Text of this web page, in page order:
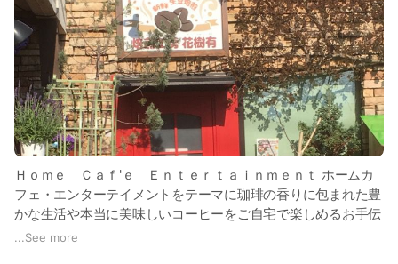
Ｈｏｍｅ Ｃａｆ'ｅ Ｅｎｔｅｒｔａｉｎｍｅｎｔ ホームカ
フェ・エンターテイメントをテーマに珈琲の香りに包まれた豊
かな生活や本当に美味しいコーヒーをご自宅で楽しめるお手伝
いをさせて頂ければ幸いと考えております。 生豆焙煎は味に
...See more